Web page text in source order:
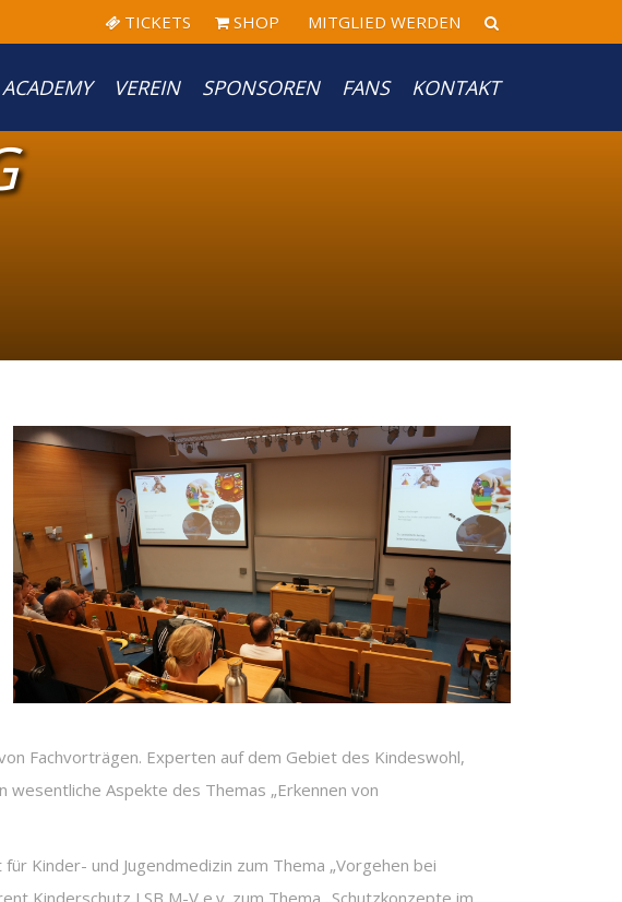
TICKETS SHOP MITGLIED WERDEN
ACADEMY VEREIN SPONSOREN FANS KONTAKT
Fachvorträgen. Experten auf dem Gebiet des Kindeswohl,
Aspekte des Themas „Erkennen von
Kinder- und Jugendmedizin zum Thema „Vorgehen bei
Kinderschutz LSB M-V e.v. zum Thema „Schutzkonzepte im